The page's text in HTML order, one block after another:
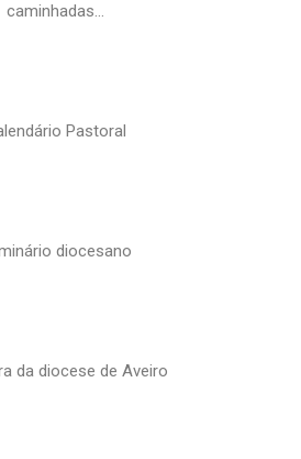
caminhadas…
Pastoral
diocesano
da diocese de Aveiro